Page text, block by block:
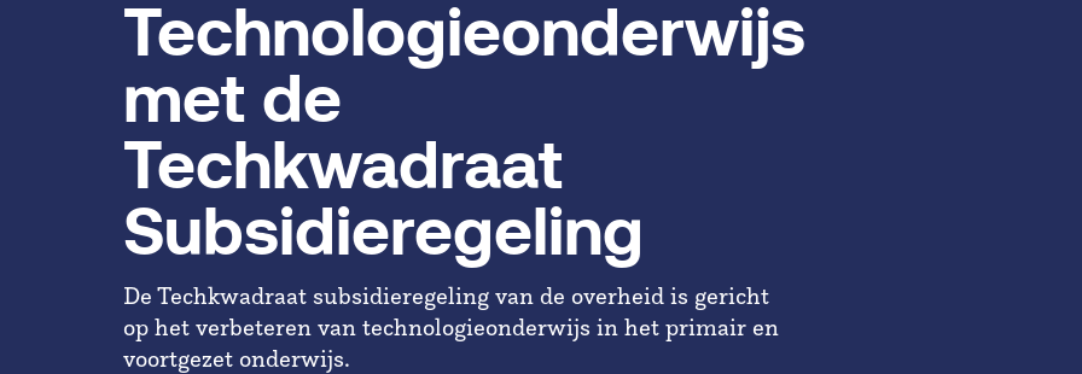
Technologieonderwijs
met de
Techkwadraat
Subsidieregeling
De Techkwadraat subsidieregeling van de overheid is gericht
op het verbeteren van technologieonderwijs in het primair en
voortgezet onderwijs.